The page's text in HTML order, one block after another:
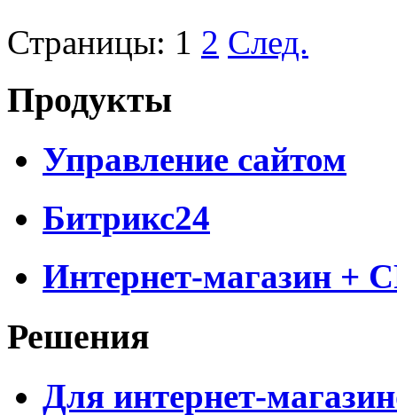
Страницы: 1 2 След.
Продукты
Управление сайтом
Битрикс24
Интернет-магазин +
Решения
Для интернет-